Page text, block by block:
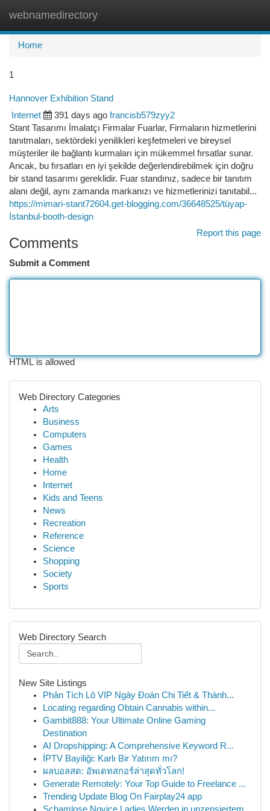
webnamedirectory
Home
1
Hannover Exhibition Stand
Internet 391 days ago francisb579zyy2
Stant Tasarımı İmalatçı Firmalar Fuarlar, Firmaların hizmetlerini
tanıtmaları, sektördeki yenilikleri keşfetmeleri ve bireysel
müşteriler ile bağlantı kurmaları için mükemmel fırsatlar sunar.
Ancak, bu fırsatları en iyi şekilde değerlendirebilmek için doğru
bir stand tasarımı gereklidir. Fuar standınız, sadece bir tanıtım
alanı değil, aynı zamanda markanızı ve hizmetlerinizi tanıtabil...
https://mimari-stant72604.get-blogging.com/36648525/tüyap-
İstanbul-booth-design
Report this page
Comments
Submit a Comment
HTML is allowed
Web Directory Categories
Arts
Business
Computers
Games
Health
Home
Internet
Kids and Teens
News
Recreation
Reference
Science
Shopping
Society
Sports
Web Directory Search
New Site Listings
Phân Tích Lô VIP Ngày Đoán Chi Tiết & Thành...
Locating regarding Obtain Cannabis within...
Gambit888: Your Ultimate Online Gaming
Destination
AI Dropshipping: A Comprehensive Keyword R...
İPTV Bayiliği: Karlı Bir Yatırım mı?
ผลบอลสด: อัพเดทสกอร์ล่าสุดทั่วโลก!
Generate Remotely: Your Top Guide to Freelance ...
Trending Update Blog On Fairplay24 app